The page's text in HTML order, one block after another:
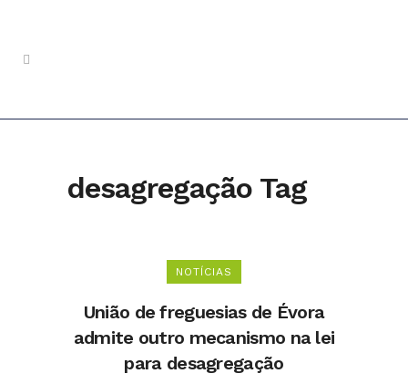
desagregação Tag
NOTÍCIAS
União de freguesias de Évora
admite outro mecanismo na lei
para desagregação